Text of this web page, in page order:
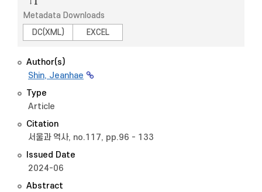
Metadata Downloads
DC(XML)
EXCEL
Author(s)
Shin, Jeanhae
Type
Article
Citation
서울과 역사, no.117, pp.96 - 133
Issued Date
2024-06
Abstract